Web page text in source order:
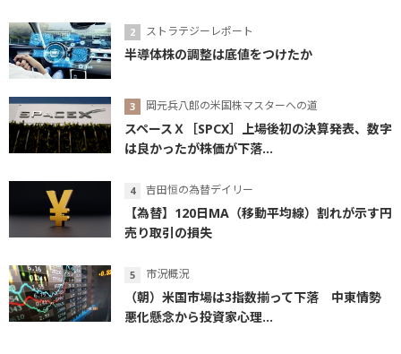
ストラテジーレポート
半導体株の調整は底値をつけたか
岡元兵八郎の米国株マスターへの道
スペースＸ［SPCX］上場後初の決算発表、数字
は良かったが株価が下落...
吉田恒の為替デイリー
【為替】120日MA（移動平均線）割れが示す円
売り取引の損失
市況概況
（朝）米国市場は3指数揃って下落 中東情勢
悪化懸念から投資家心理...